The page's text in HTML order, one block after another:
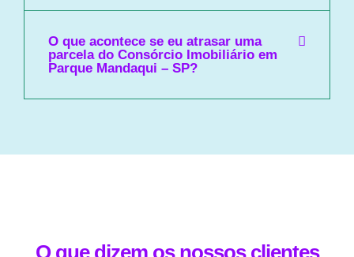
O que acontece se eu atrasar uma
parcela do Consórcio Imobiliário em
Parque Mandaqui – SP?
O que dizem os nossos clientes